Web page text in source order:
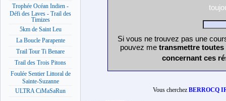
Trophée Océan Indien -
Défi des Laves - Trail des
Timizes
5km de Saint Leu
La Boucle Parapente
Trail Tour Ti Benare
Trail des Trois Pitons
Foulée Sentier Littoral de
Sainte-Suzanne
ULTRA CiMaSaRun
Si vous ne trouvez pas une
pouvez me transmettre
concernant ces
Vous cherchez BERROCQ